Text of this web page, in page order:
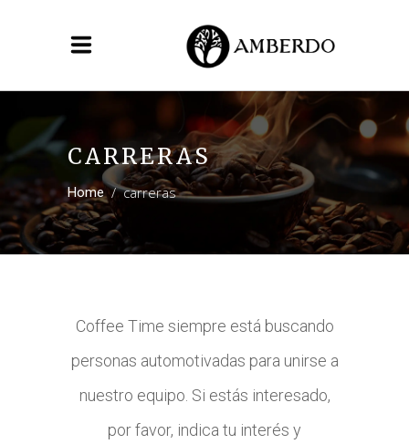
CARRERAS
Home/carreras
Coffee Time siempre está buscando
personas automotivadas para unirse a
nuestro equipo. Si estás interesado,
por favor, indica tu interés y